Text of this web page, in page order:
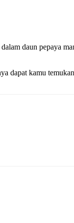
daun pepaya
dapat kamu